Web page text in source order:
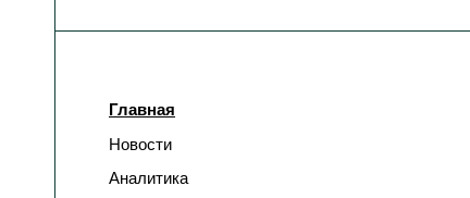
Главная
Новости
Аналитика